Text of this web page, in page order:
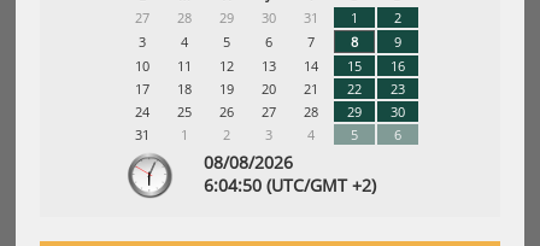
27
28 29 30 31 1
2
3
4 5 6 7 8
9
10
11 12 13 14 15
16
17
18 19 20 21 22
23
24
25 26 27 28 29
30
31
1 2 3 4 5 6
08/08/2026
6:04:51 (UTC/GMT +2)